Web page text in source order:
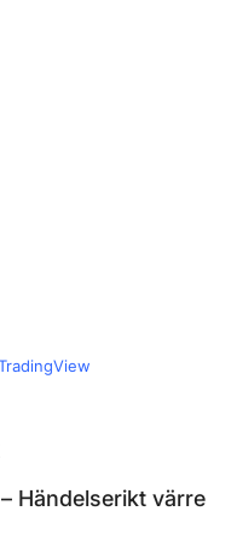
Händelserikt värre